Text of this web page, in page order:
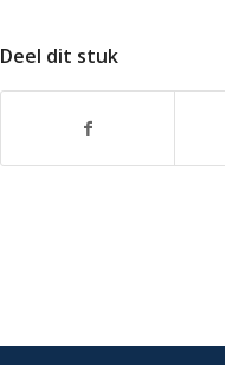
Deel dit stuk